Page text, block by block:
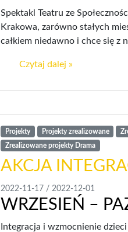
Spektakl Teatru ze
Krakowa, zarówno stałych
całkiem niedawno i chce się z
Czytaj dalej »
Projekty Projekty zrealizowane
Zrealizowane projekty Drama
AKCJA
2022-11-17 / 2022-12-01
WRZESIEŃ –
Integracja i wzmocnienie